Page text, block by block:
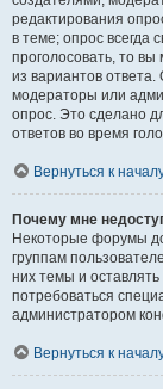
редактирования
в теме; опрос всегда
проголосовать, то
из вариантов ответа.
модераторы или
опрос. Это сделано
ответов во время
Вернуться к
Почему мне
Некоторые форумы
группам
них темы и
потребоваться
администратором
Вернуться к